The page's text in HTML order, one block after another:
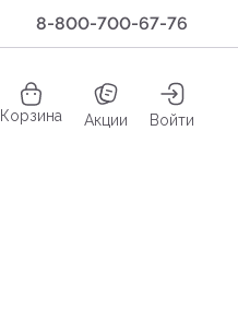
8-800-700-67-76
Корзина Акции Войти